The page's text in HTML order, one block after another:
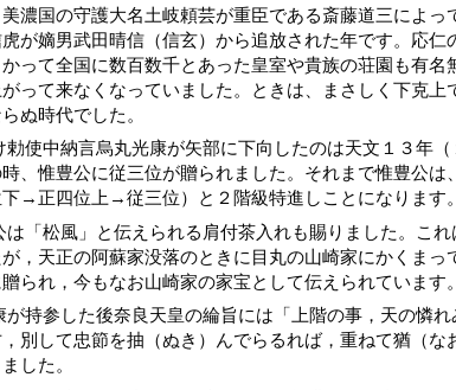
濃国の守護大名土岐頼芸が重臣である斎藤道三によっ
が嫡男武田晴信（信玄）から追放された年です。応仁
って全国に数百数千とあった皇室や貴族の荘園も有名
って来なくなっていました。ときは、まさしく下克上
ぬ時代でした。
、惟豊公に従三位が贈られました。それまで惟豊公は
→正四位上→従三位）と２階級特進しことになります。
，天正の阿蘇家没落のときに目丸の山崎家にかくまっ
られ，今もなお山崎家の家宝として伝えられています。
別して忠節を抽（ぬき）んでらるれば，重ねて猶（な
した。